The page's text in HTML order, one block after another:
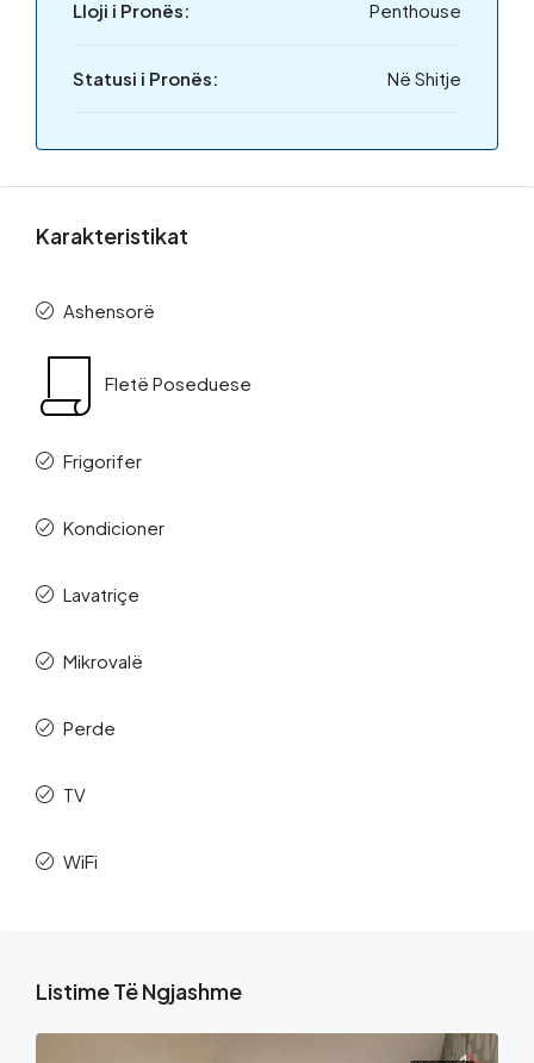
Lloji i Pronës: Penthouse
Statusi i Pronës: Në Shitje
Karakteristikat
Ashensorë
Fletë Poseduese
Frigorifer
Kondicioner
Lavatriçe
Mikrovalë
Perde
TV
WiFi
Listime Të Ngjashme